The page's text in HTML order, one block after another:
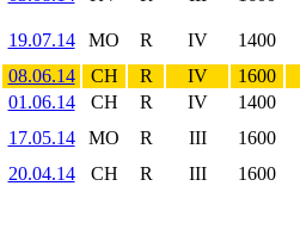
19.07.14 MO R IV 1400
08.06.14
CH R IV 1600
01.06.14
CH R IV 1400
17.05.14
MO R III 1600
20.04.14
CH R III 1600